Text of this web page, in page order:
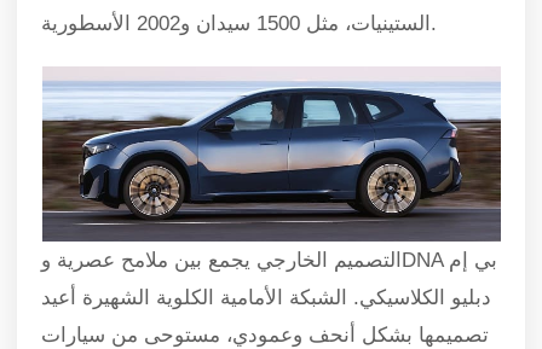
الستينيات، مثل 1500 سيدان و2002 الأسطورية.
التصميم الخارجي يجمع بين ملامح عصرية وDNA بي إم
دبليو الكلاسيكي. الشبكة الأمامية الكلوية الشهيرة أعيد
تصميمها بشكل أنحف وعمودي، مستوحى من سيارات